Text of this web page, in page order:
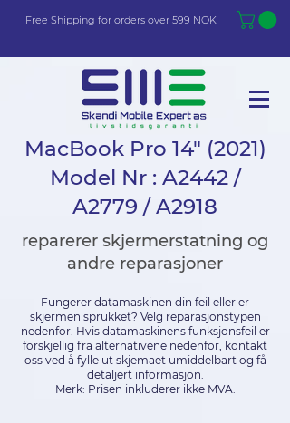
Free Shipping for orders over 599 NOK
MacBook Pro 14" (2021)
Model Nr : A2442 /
A2779 / A2918
reparerer skjermerstatning og
andre reparasjoner
Fungerer datamaskinen din feil eller er
skjermen sprukket? Velg reparasjonstypen
nedenfor. Hvis datamaskinens funksjonsfeil er
forskjellig fra alternativene nedenfor, kontakt
oss ved å fylle ut skjemaet umiddelbart og få
detaljert informasjon.
Merk: Prisen inkluderer ikke MVA.